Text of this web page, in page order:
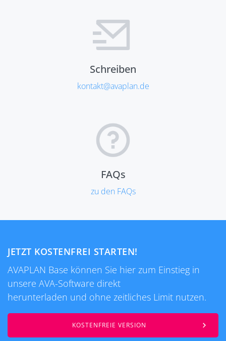
Schreiben
kontakt@avaplan.de
FAQs
zu den FAQs
JETZT KOSTENFREI STARTEN!
AVAPLAN Base können Sie hier zum Einstieg in
unsere AVA-Software direkt
herunterladen und ohne zeitliches Limit nutzen.
KOSTENFREIE VERSION